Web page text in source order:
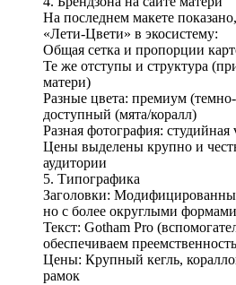
На последнем макете
«Лети-Цвети» в экосистему:
Общая сетка и пропорции
Те же отступы и структура
матери)
Разные цвета: премиум
доступный (мята/коралл)
Разная фотография: студийная
Цены выделены крупно и
аудитории
5. Типографика
Заголовки:
но с более округлыми формами
Текст: Gotham Pro
обеспечиваем преемственность
Цены: Крупный кегль,
рамок